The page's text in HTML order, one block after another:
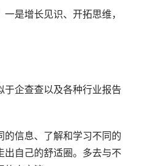
是增长见识、开拓思维，
企查查以及各种行业报告
信息、了解和学习不同的
出自己的舒适圈。多去与不